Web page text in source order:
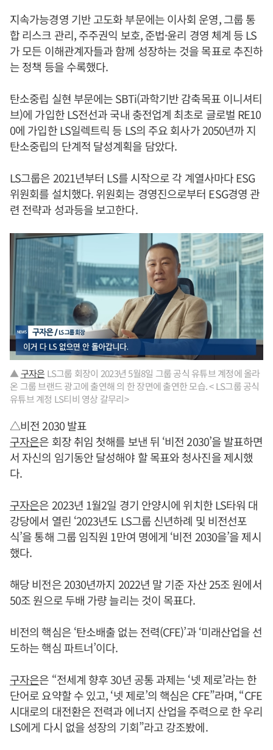
지속가능경영 기반 고도화 부문에는 이사회 운영, 그룹 통
합 리스크 관리, 주주권익 보호, 준법·윤리 경영 체계 등 LS
가 모든 이해관계자들과 함께 성장하는 것을 목표로 추진하
는 정책 등을 수록했다.
탄소중립 실현 부문에는 SBTi(과학기반 감축목표 이니셔티
브)에 가입한 LS전선과 국내 충전업계 최초로 글로벌 RE10
0에 가입한 LS일렉트릭 등 LS의 주요 회사가 2050년까 지
탄소중립의 단계적 달성계획을 담았다.
LS그룹은 2021년부터 LS를 시작으로 각 계열사마다 ESG
위원회를 설치했다. 위원회는 경영진으로부터 ESG경영 관
련 전략과 성과등을 보고한다.
▲구자은 LS그룹 회장이 2023년 5월8일 그룹 공식 유튜브 계정에 올라
온 그룹 브랜드 광고에 출연해 의 한 장면에 출연한 모습. < LS그룹 공식
유튜브 계정 LS티비 영상 갈무리>
△비전 2030 발표
구자은은 회장 취임 첫해를 보낸 뒤 ‘비전 2030’을 발표하면
서 자신의 임기동안 달성해야 할 목표와 청사진을 제시했
다.
구자은은 2023년 1월2일 경기 안양시에 위치한 LS타워 대
강당에서 열린 ‘2023년도 LS그룹 신년하례 및 비전선포
식’을 통해 그룹 임직원 1만여 명에게 ‘비전 2030을’을 제시
했다.
해당 비전은 2030년까지 2022년 말 기준 자산 25조 원에서
50조 원으로 두배 가량 늘리는 것이 목표다.
비전의 핵심은 ‘탄소배출 없는 전력(CFE)’과 ‘미래산업을 선
도하는 핵심 파트너’이다.
구자은은 “전세계 향후 30년 공통 과제는 ‘넷 제로’라는 한
단어로 요약할 수 있고, ‘넷 제로’의 핵심은 CFE”라며, “CFE
시대로의 대전환은 전력과 에너지 산업을 주력으로 한 우리
LS에게 다시 없을 성장의 기회”라고 강조봤에.